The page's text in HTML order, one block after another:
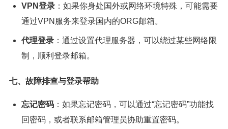
VPN登录 ：如果你身处国外或网络环境特殊，可能需要
通过VPN服务来登录国内的ORG邮箱。
代理登录 ：通过设置代理服务器，可以绕过某些网络限
制，顺利登录邮箱。
七、故障排查与登录帮助
忘记密码 ：如果忘记密码，可以通过“忘记密码”功能找
回密码，或者联系邮箱管理员协助重置密码。